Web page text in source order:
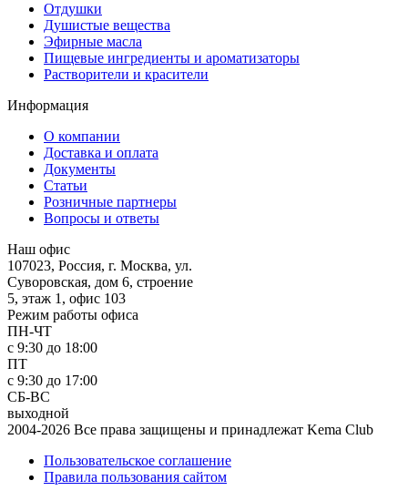
Отдушки
Душистые вещества
Эфирные масла
Пищевые ингредиенты и ароматизаторы
Растворители и красители
Информация
О компании
Доставка и оплата
Документы
Статьи
Розничные партнеры
Вопросы и ответы
Наш офис
107023, Россия, г. Москва, ул.
Суворовская, дом 6, строение
5, этаж 1, офис 103
Режим работы офиса
ПН-ЧТ
с 9:30 до 18:00
ПТ
с 9:30 до 17:00
СБ-ВС
выходной
2004-2026 Все права защищены и принадлежат Kema Club
Пользовательское соглашение
Правила пользования сайтом